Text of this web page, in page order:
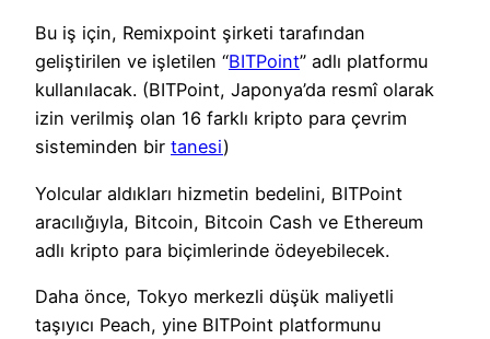
Bu iş için, Remixpoint şirketi tarafından
geliştirilen ve işletilen “BITPoint” adlı platformu
kullanılacak. (BITPoint, Japonya’da resmî olarak
izin verilmiş olan 16 farklı kripto para çevrim
sisteminden bir tanesi)
Yolcular aldıkları hizmetin bedelini, BITPoint
aracılığıyla, Bitcoin, Bitcoin Cash ve Ethereum
adlı kripto para biçimlerinde ödeyebilecek.
Daha önce, Tokyo merkezli düşük maliyetli
taşıyıcı Peach, yine BITPoint platformunu